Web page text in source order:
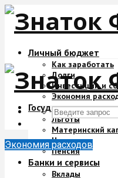
Личный бюджет
Как заработать
Долги
Инвестиции и
Экономия
Государство и
Льготы
Материнский
Налоги
Пенсия
Банки и сервисы
Вклады
Экономия расходов